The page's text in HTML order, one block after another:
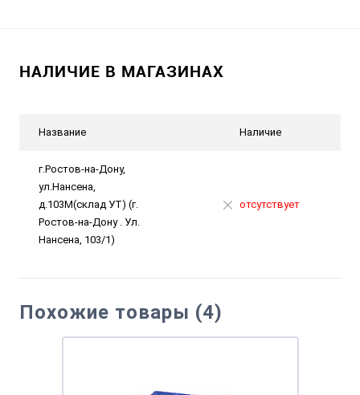
НАЛИЧИЕ В МАГАЗИНАХ
Название Наличие
г.Ростов-на-Дону,
ул.Нансена,
д.103М(склад УТ) (г.
Ростов-на-Дону . Ул.
Нансена, 103/1)
отсутствует
Похожие товары (4)